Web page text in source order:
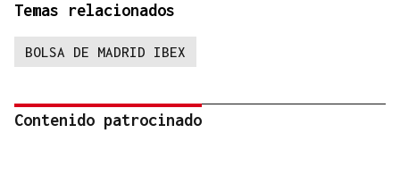
Temas relacionados
BOLSA DE MADRID IBEX
Contenido patrocinado